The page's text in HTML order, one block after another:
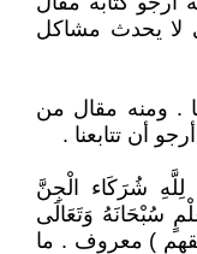
لا يحدث مشاكل
. ومنه مقال من
أن تتابعنا .
لِلَّهِ شُرَكَاء الْجِنَّ
سُبْحَانَهُ وَتَعَالَى
( خلقهم ) معروف . ما